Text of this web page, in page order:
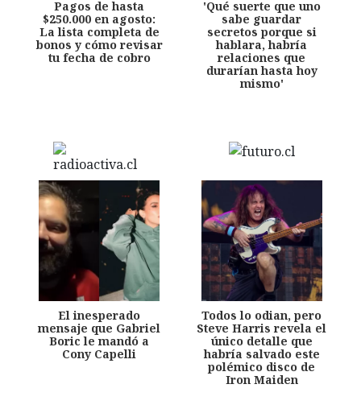
Pagos de hasta
$250.000 en agosto:
La lista completa de
bonos y cómo revisar
tu fecha de cobro
'Qué suerte que uno
sabe guardar
secretos porque si
hablara, habría
relaciones que
durarían hasta hoy
mismo'
El inesperado
mensaje que Gabriel
Boric le mandó a
Cony Capelli
Todos lo odian, pero
Steve Harris revela el
único detalle que
habría salvado este
polémico disco de
Iron Maiden